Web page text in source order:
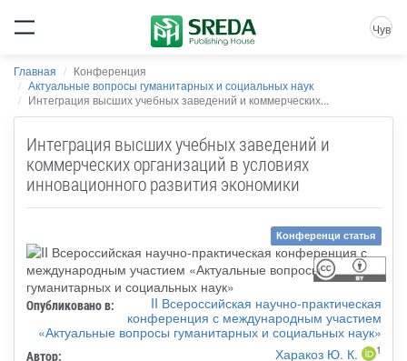
Чув
Главная
Конференция
Актуальные вопросы гуманитарных и социальных наук
Интеграция высших учебных заведений и коммерческих...
Интеграция высших учебных заведений и
коммерческих организаций в условиях
инновационного развития экономики
Конференци статья
Опубликовано в:
II Всероссийская научно-практическая
конференция с международным участием
«Актуальные вопросы гуманитарных и социальных наук»
Автор: Харакоз Ю. К. 1